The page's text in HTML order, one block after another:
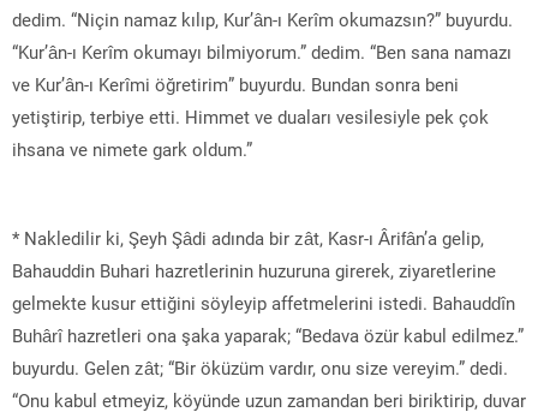
dedim. “Niçin namaz kılıp, Kur’ân-ı Kerîm okumazsın?” buyurdu.
“Kur’ân-ı Kerîm okumayı bilmiyorum.” dedim. “Ben sana namazı
ve Kur’ân-ı Kerîmi öğretirim” buyurdu. Bundan sonra beni
yetiştirip, terbiye etti. Himmet ve duaları vesilesiyle pek çok
ihsana ve nimete gark oldum.”
* Nakledilir ki, Şeyh Şâdi adında bir zât, Kasr-ı Ârifân’a gelip,
Bahauddin Buhari hazretlerinin huzuruna girerek, ziyaretlerine
gelmekte kusur ettiğini söyleyip affetmelerini istedi. Bahauddîn
Buhârî hazretleri ona şaka yaparak; “Bedava özür kabul edilmez.”
buyurdu. Gelen zât; “Bir öküzüm vardır, onu size vereyim.” dedi.
“Onu kabul etmeyiz, köyünde uzun zamandan beri biriktirip, duvar